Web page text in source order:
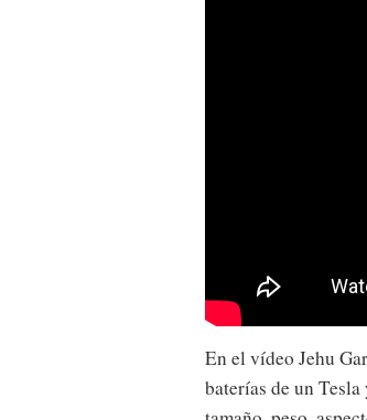
En el vídeo Jehu
baterías de un